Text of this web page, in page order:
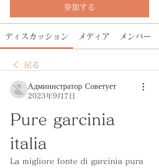
参加する
ディスカッション メディア メンバー
戻る
Администратор Советует
2023年9月7日
Pure garcinia
italia
La migliore fonte di garcinia pura